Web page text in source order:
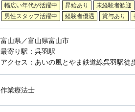
幅広い年代が活躍中
昇給あり 未経験者歓迎
男性スタッフ活躍中
経験者優遇 賞与あり
富山県／富山県富山市
最寄り駅：呉羽駅
アクセス：あいの風とやま鉄道線呉羽駅徒
作業療法士